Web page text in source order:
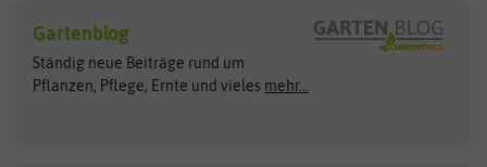
Exotische Samen
Gemüsesamen
Gründünger
Arche Noah
ASB Greenworld
Clever Pots
COMPO
Gartenblog
Ständig neue Beiträge rund um
Pflanzen, Pflege, Ernte und vieles mehr...